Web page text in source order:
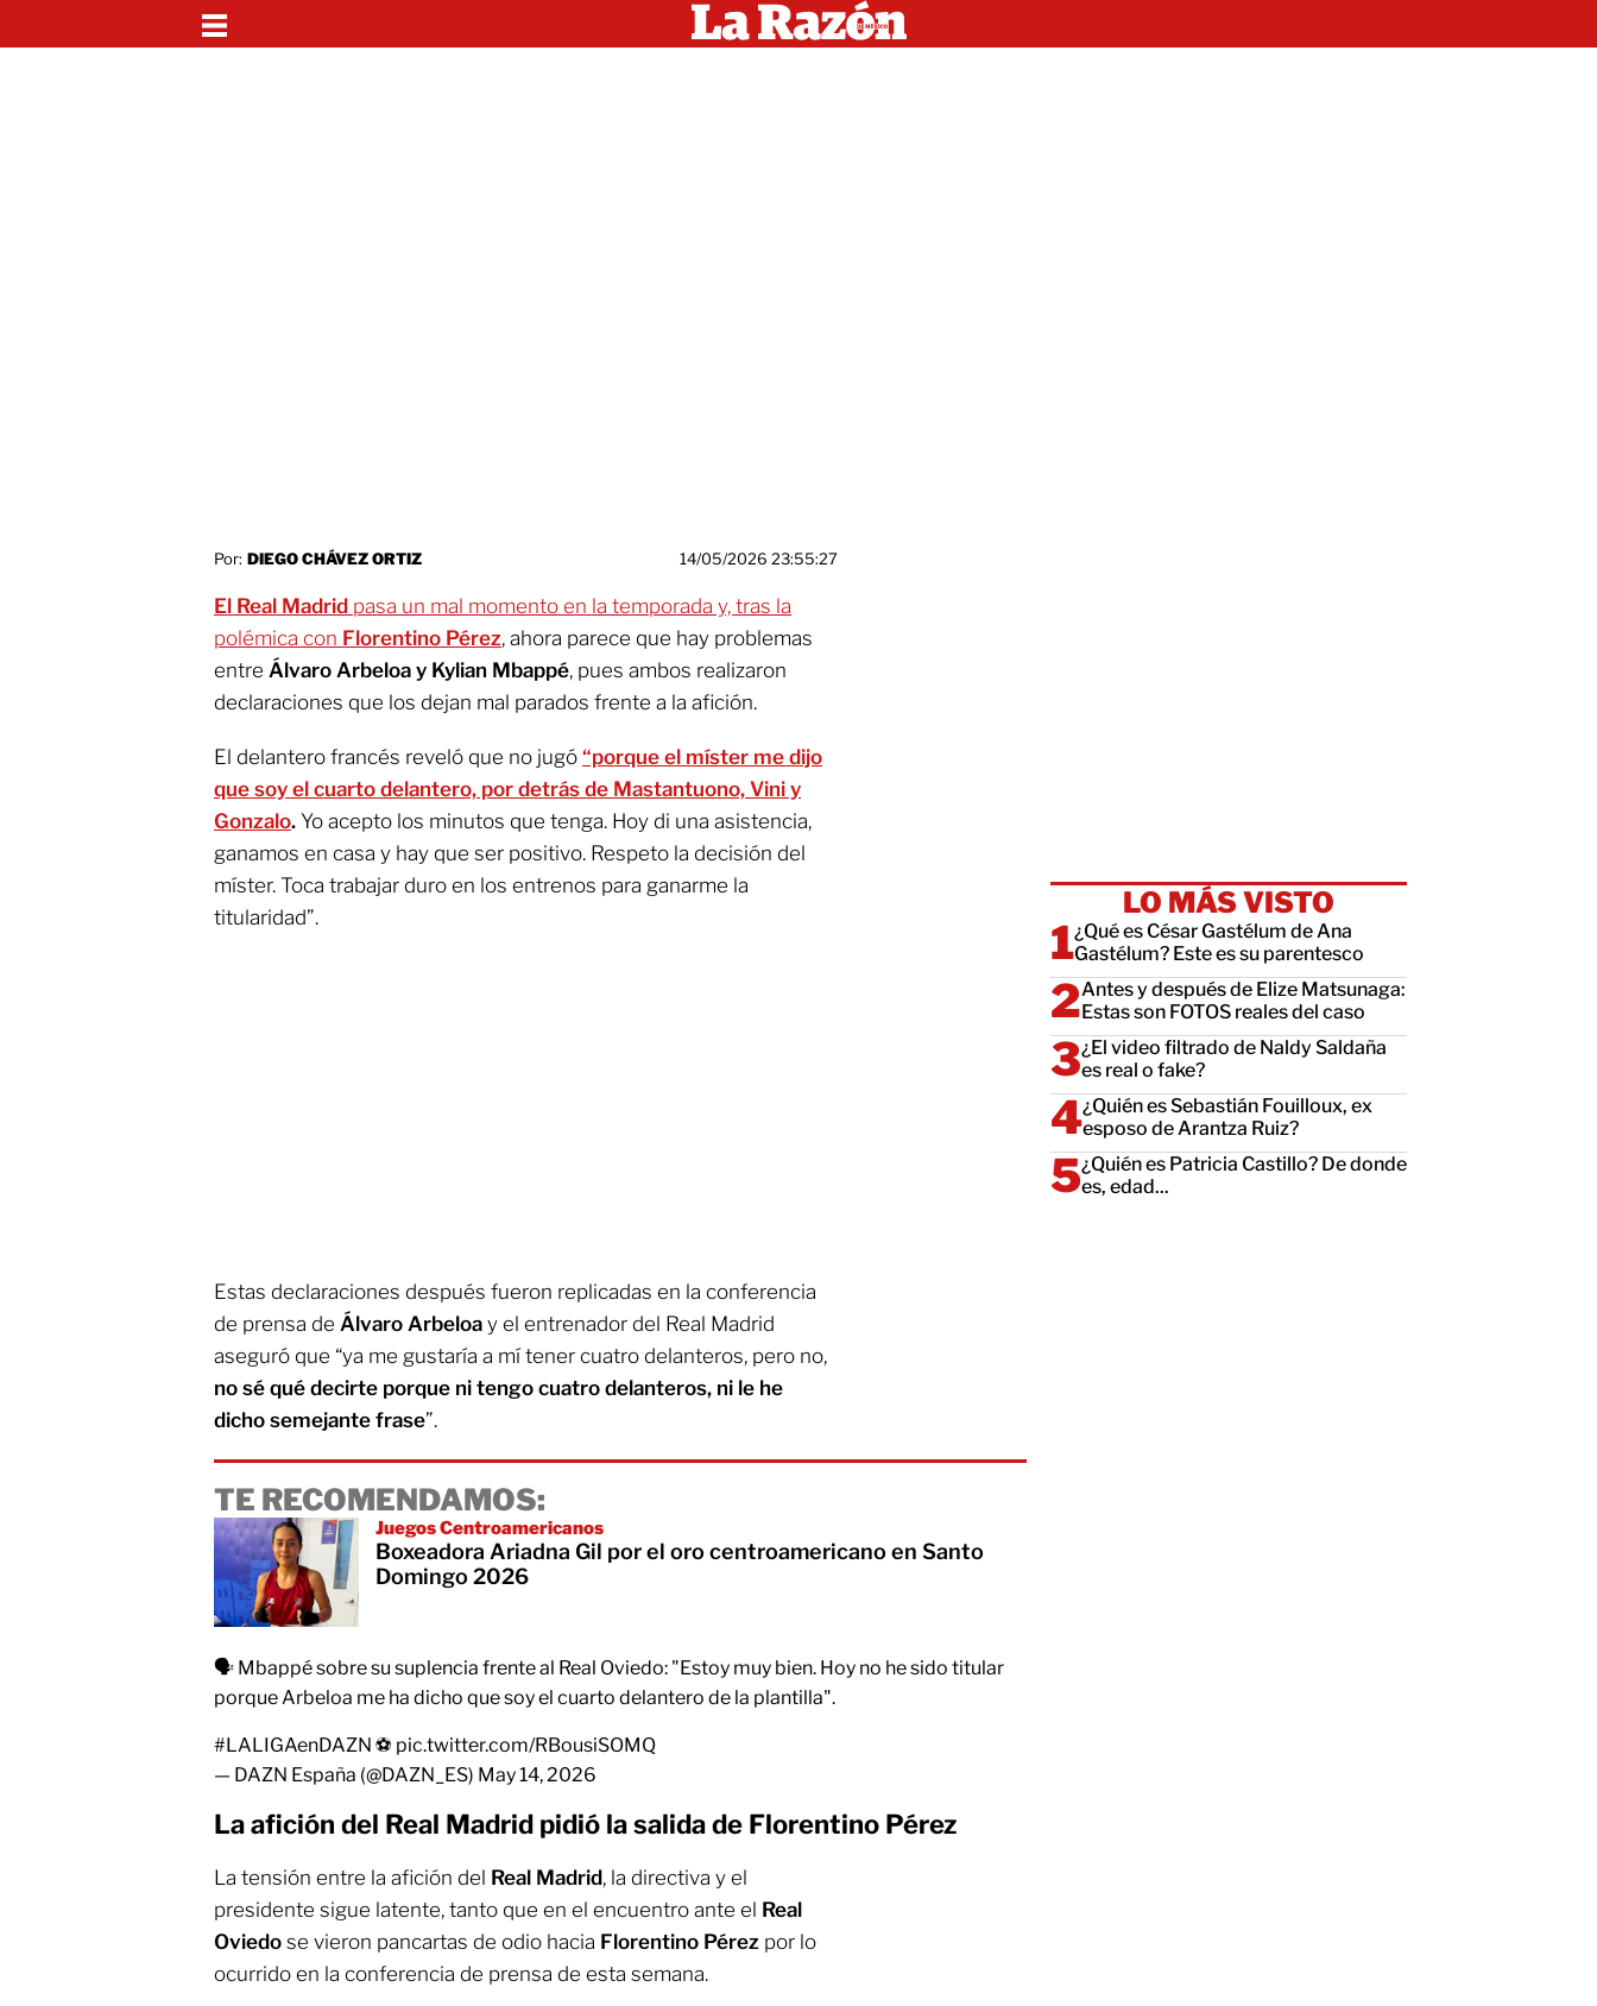
Por: DIEGO CHÁVEZ ORTIZ 14/05/2026 23:55:27
El Real Madrid pasa un mal momento en la temporada y, tras la
polémica con Florentino Pérez, ahora parece que hay problemas
entre Álvaro Arbeloa y Kylian Mbappé, pues ambos realizaron
declaraciones que los dejan mal parados frente a la afición.
El delantero francés reveló que no jugó “porque el míster me dijo
que soy el cuarto delantero, por detrás de Mastantuono, Vini y
Gonzalo. Yo acepto los minutos que tenga. Hoy di una asistencia,
ganamos en casa y hay que ser positivo. Respeto la decisión del
míster. Toca trabajar duro en los entrenos para ganarme la
titularidad”.
Estas declaraciones después fueron replicadas en la conferencia
de prensa de Álvaro Arbeloa y el entrenador del Real Madrid
aseguró que “ya me gustaría a mí tener cuatro delanteros, pero no,
no sé qué decirte porque ni tengo cuatro delanteros, ni le he
dicho semejante frase”.
TE RECOMENDAMOS:
Juegos Centroamericanos
Boxeadora Ariadna Gil por el oro centroamericano en Santo
Domingo 2026
🗣️ Mbappé sobre su suplencia frente al Real Oviedo: "Estoy muy bien. Hoy no he sido titular
porque Arbeloa me ha dicho que soy el cuarto delantero de la plantilla".
#LALIGAenDAZN ⚽ pic.twitter.com/RBousiSOMQ
— DAZN España (@DAZN_ES) May 14, 2026
La afición del Real Madrid pidió la salida de Florentino Pérez
La tensión entre la afición del Real Madrid, la directiva y el
presidente sigue latente, tanto que en el encuentro ante el Real
Oviedo se vieron pancartas de odio hacia Florentino Pérez por lo
ocurrido en la conferencia de prensa de esta semana.
LO MÁS VISTO
¿Qué es César Gastélum de Ana
Gastélum? Este es su parentesco
Antes y después de Elize Matsunaga:
Estas son FOTOS reales del caso
¿El video filtrado de Naldy Saldaña
es real o fake?
¿Quién es Sebastián Fouilloux, ex
esposo de Arantza Ruiz?
¿Quién es Patricia Castillo? De donde
es, edad...